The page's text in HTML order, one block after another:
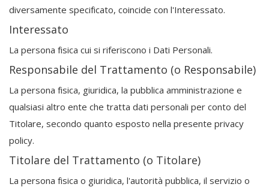
diversamente specificato, coincide con l'Interessato.
Interessato
La persona fisica cui si riferiscono i Dati Personali.
Responsabile del Trattamento (o Responsabile)
La persona fisica, giuridica, la pubblica amministrazione e
qualsiasi altro ente che tratta dati personali per conto del
Titolare, secondo quanto esposto nella presente privacy
policy.
Titolare del Trattamento (o Titolare)
La persona fisica o giuridica, l'autorità pubblica, il servizio o